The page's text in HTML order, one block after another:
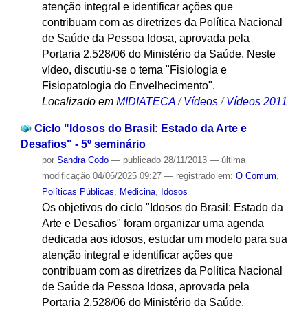
atenção integral e identificar ações que
contribuam com as diretrizes da Política Nacional
de Saúde da Pessoa Idosa, aprovada pela
Portaria 2.528/06 do Ministério da Saúde. Neste
vídeo, discutiu-se o tema "Fisiologia e
Fisiopatologia do Envelhecimento".
Localizado em MIDIATECA /Vídeos /Vídeos 2011
Ciclo "Idosos do Brasil: Estado da Arte e
Desafios" - 5º seminário
por Sandra Codo — publicado28/11/2013 — última
modificação04/06/2025 09:27 — registrado em: O Comum
Políticas Públicas
Medicina, Idosos
Os objetivos do ciclo "Idosos do Brasil: Estado da
Arte e Desafios" foram organizar uma agenda
dedicada aos idosos, estudar um modelo para sua
atenção integral e identificar ações que
contribuam com as diretrizes da Política Nacional
de Saúde da Pessoa Idosa, aprovada pela
Portaria 2.528/06 do Ministério da Saúde.